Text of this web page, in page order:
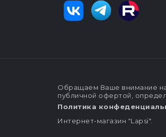
Обращаем Ваше внимание на
публичной офертой,
Политика
Интернет-магазин "Lapsi".